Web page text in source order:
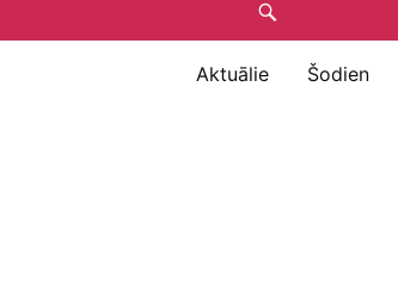
Aktuālie Šodien